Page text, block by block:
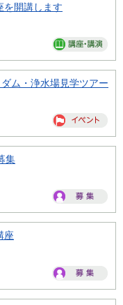
を開講します
ム・浄水場見学ツアー
集
座